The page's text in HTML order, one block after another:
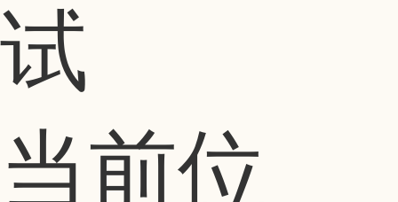
试
当前位